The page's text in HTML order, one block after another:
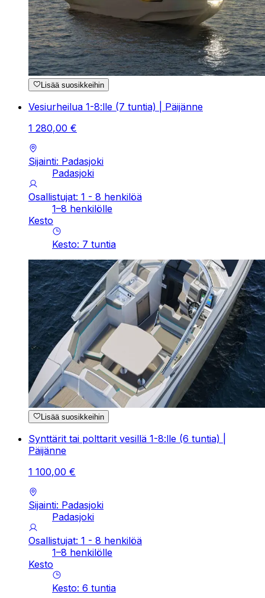
Lisää suosikkeihin
Vesiurheilua 1-8:lle (7 tuntia) | Päijänne
1 280,00 €
Sijainti: Padasjoki
Padasjoki
Osallistujat: 1 - 8 henkilöä
1–8 henkilölle
Kesto
Kesto: 7 tuntia
Lisää suosikkeihin
Synttärit tai polttarit vesillä 1-8:lle (6 tuntia) |
Päijänne
1 100,00 €
Sijainti: Padasjoki
Padasjoki
Osallistujat: 1 - 8 henkilöä
1–8 henkilölle
Kesto
Kesto: 6 tuntia